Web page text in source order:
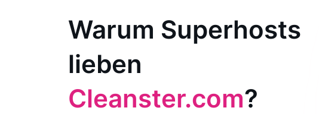
Warum Superhosts
lieben
Cleanster.com?